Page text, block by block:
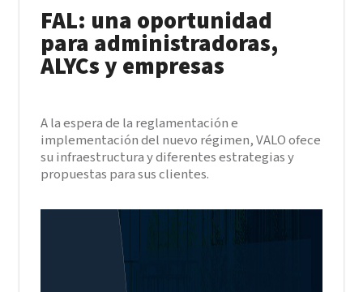
FAL: una oportunidad
para administradoras,
ALYCs y empresas
A la espera de la reglamentación e
implementación del nuevo régimen, VALO ofece
su infraestructura y diferentes estrategias y
propuestas para sus clientes.